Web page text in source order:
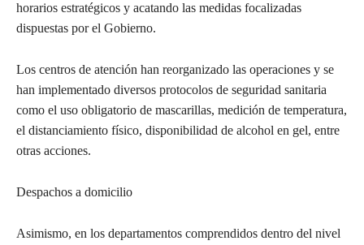
horarios estratégicos y acatando las medidas focalizadas
dispuestas por el Gobierno.
Los centros de atención han reorganizado las operaciones y se
han implementado diversos protocolos de seguridad sanitaria
como el uso obligatorio de mascarillas, medición de temperatura,
el distanciamiento físico, disponibilidad de alcohol en gel, entre
otras acciones.
Despachos a domicilio
Asimismo, en los departamentos comprendidos dentro del nivel